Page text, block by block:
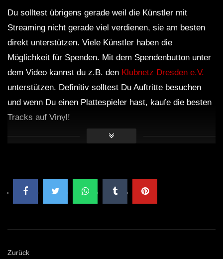
Du solltest übrigens gerade weil die Künstler mit
Streaming nicht gerade viel verdienen, sie am besten
direkt unterstützen. Viele Künstler haben die
Möglichkeit für Spenden. Mit dem Spendenbutton unter
dem Video kannst du z.B. den Klubnetz Dresden e.V.
unterstützen. Definitiv solltest Du Auftritte besuchen
und wenn Du einen Plattespieler hast, kaufe die besten
Tracks auf Vinyl!
Zurück